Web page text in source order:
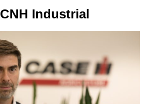
CNH Industrial